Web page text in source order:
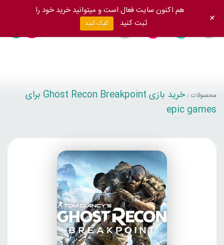
محصولات /
خرید بازی Ghost Recon Breakpoint برای
epic games
هم اکنون سایت فعال است و میتوانید خرید خود را
ثبت کنید
کلیک کنید +